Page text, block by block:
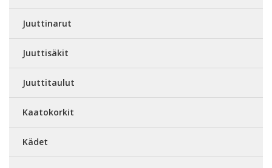
Juuttinarut
Juuttisäkit
Juuttitaulut
Kaatokorkit
Kädet